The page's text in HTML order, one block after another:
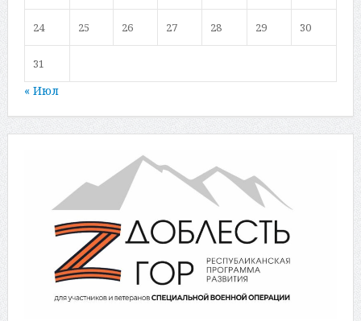
24 25 26 27 28 29 30
31
« Июл